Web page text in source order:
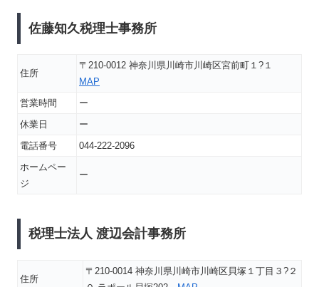
佐藤知久税理士事務所
住所
〒210-0012 神奈川県川崎市川崎区宮前町１?１
MAP
営業時間
ー
休業日
ー
電話番号
044-222-2096
ホームペー
ジ
ー
税理士法人 渡辺会計事務所
住所
〒210-0014 神奈川県川崎市川崎区貝塚１丁目３?２